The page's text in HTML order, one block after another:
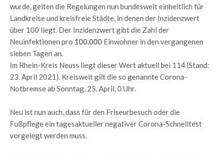
wurde, gelten die Regelungen nun bundesweit einheitlich für
Landkreise und kreisfreie Städte, in denen der Inzidenzwert
über 100 liegt. Der Inzidenzwert gibt die Zahl der
Neuinfektionen pro 100.000 Einwohner in den vergangenen
sieben Tagen an.
Im Rhein-Kreis Neuss liegt dieser Wert aktuell bei 114 (Stand:
23. April 2021). Kreisweit gilt die so genannte Corona-
Notbremse ab Sonntag, 25. April, 0 Uhr.
Neu ist nun auch, dass für den Friseurbesuch oder die
Fußpflege ein tagesaktueller negativer Corona-Schnelltest
vorgelegt werden muss.